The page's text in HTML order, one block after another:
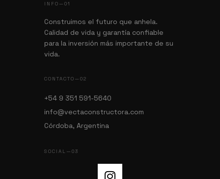
INFO—01
Construimos el futuro que anhela.
Calidad de vida y garantía confiable
para la inversión más importante de su
vida.
CONTACTO—02
+54 9 351 591-5640
info@vectaconstructora.com
Córdoba, Argentina
SOCIAL—03